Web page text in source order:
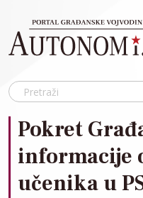
Pokret
informacije
učenika u